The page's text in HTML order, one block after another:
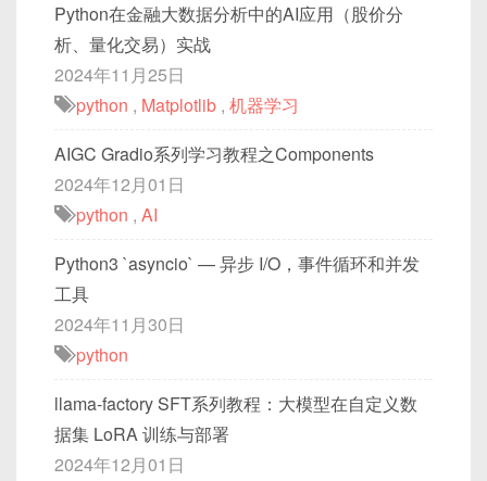
Python在金融大数据分析中的AI应用（股价分
析、量化交易）实战
2024年11月25日
python , Matplotlib , 机器学习
AIGC Gradio系列学习教程之Components
2024年12月01日
python , AI
Python3 `asyncio` — 异步 I/O，事件循环和并发
工具
2024年11月30日
python
llama-factory SFT系列教程：大模型在自定义数
据集 LoRA 训练与部署
2024年12月01日